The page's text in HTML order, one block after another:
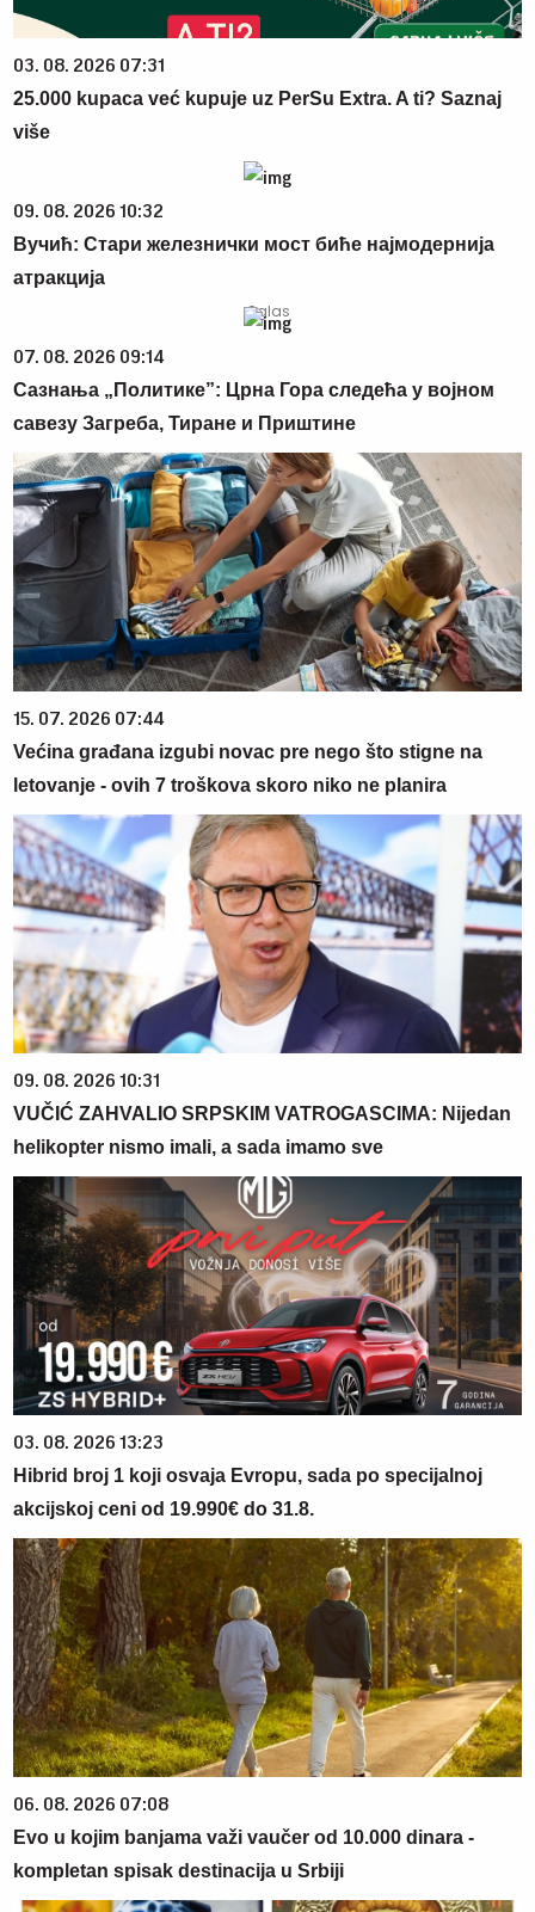
03. 08. 2026 07:31
25.000 kupaca već kupuje uz PerSu Extra. A ti? Saznaj
više
09. 08. 2026 10:32
Вучић: Стари железнички мост биће најмодернија
атракција
07. 08. 2026 09:14
Сазнања „Политике”: Црна Гора следећа у војном
савезу Загреба, Тиране и Приштине
15. 07. 2026 07:44
Većina građana izgubi novac pre nego što stigne na
letovanje - ovih 7 troškova skoro niko ne planira
09. 08. 2026 10:31
VUČIĆ ZAHVALIO SRPSKIM VATROGASCIMA: Nijedan
helikopter nismo imali, a sada imamo sve
03. 08. 2026 13:23
Hibrid broj 1 koji osvaja Evropu, sada po specijalnoj
akcijskoj ceni od 19.990€ do 31.8.
06. 08. 2026 07:08
Evo u kojim banjama važi vaučer od 10.000 dinara -
kompletan spisak destinacija u Srbiji